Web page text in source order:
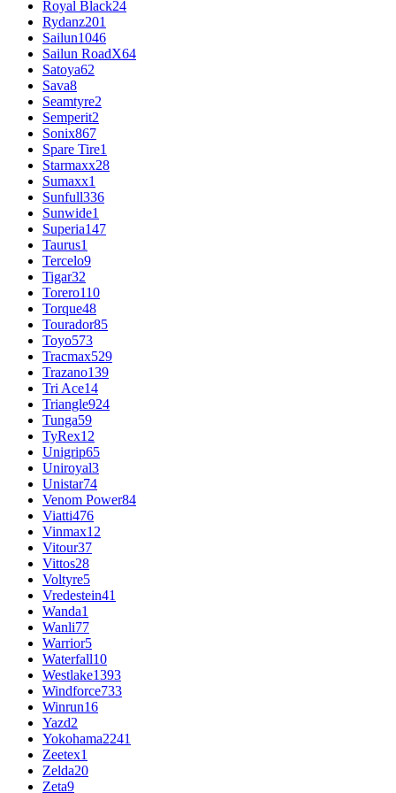
Royal Black24
Rydanz201
Sailun1046
Sailun RoadX64
Satoya62
Sava8
Seamtyre2
Semperit2
Sonix867
Spare Tire1
Starmaxx28
Sumaxx1
Sunfull336
Sunwide1
Superia147
Taurus1
Tercelo9
Tigar32
Torero110
Torque48
Tourador85
Toyo573
Tracmax529
Trazano139
Tri Ace14
Triangle924
Tunga59
TyRex12
Unigrip65
Uniroyal3
Unistar74
Venom Power84
Viatti476
Vinmax12
Vitour37
Vittos28
Voltyre5
Vredestein41
Wanda1
Wanli77
Warrior5
Waterfall10
Westlake1393
Windforce733
Winrun16
Yazd2
Yokohama2241
Zeetex1
Zelda20
Zeta9